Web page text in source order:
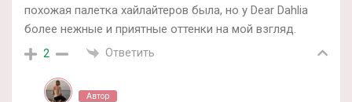
похожая палетка хайлайтеров была, но у Dear Dahlia
более нежные и приятные оттенки на мой взгляд.
2 Ответить
Автор